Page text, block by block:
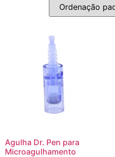
Agulha Dr. Pen para
Microagulhamento